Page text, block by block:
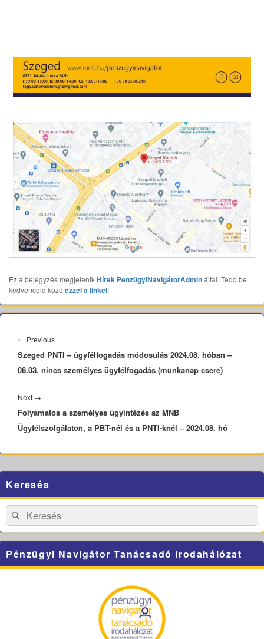
Ez a bejegyzés megjelenikHírek PenzügyiNavigátorAdmináltal. Tedd be
kedvenceid közé ezzel a linkel.
navigáció
← PreviousPrevious
post:
Szeged PNTI – ügyfélfogadás módosulás 2024.08. hóban –
08.03. nincs személyes ügyfélfogadás (munkanap csere)
Next →
post:
Folyamatos a személyes ügyintézés az MNB
Ügyfélszolgálaton, a PBT-nél és a PNTI-knél – 2024.08. hó
Sidebar
Widget
Area
Keresés
Search
for:
Search
Pénzügyi Navigátor Tanácsadó Irodahálózat